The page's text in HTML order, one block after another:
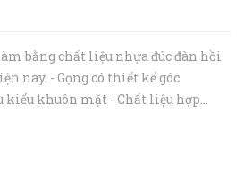
bằng chất liệu nhựa đúc đàn hồi
nay. - Gọng có thiết kế góc
kiểu khuôn mặt - Chất liệu hợp